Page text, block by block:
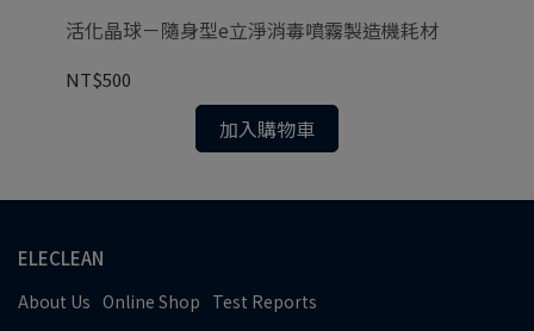
活化晶球－隨身型e立淨消毒噴霧製造機耗材
NT$500
加入購物車
ELECLEAN
About Us Online Shop Test Reports